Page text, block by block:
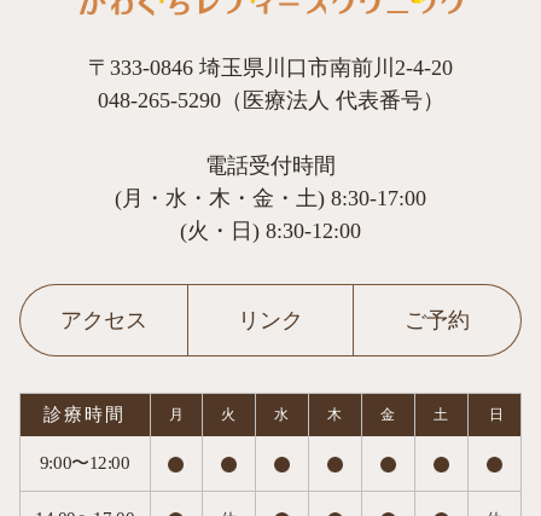
〒333-0846 埼玉県川口市南前川2-4-20
048-265-5290（医療法人 代表番号）
電話受付時間
(月・水・木・金・土) 8:30-17:00
(火・日) 8:30-12:00
アクセス リンク ご予約
診療時間 月 火 水 木 金 土 日
9:00〜12:00